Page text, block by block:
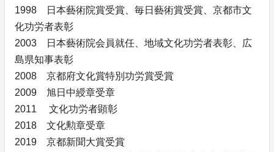
1998 日本藝術院賞受賞、毎日藝術賞受賞、京都市文
化功労者表彰
2003 日本藝術院会員就任、地域文化功労者表彰、広
島県知事表彰
2008 京都府文化賞特別功労賞受賞
2009 旭日中綬章受章
2011 文化功労者顕彰
2018 文化勲章受章
2019 京都新聞大賞受賞